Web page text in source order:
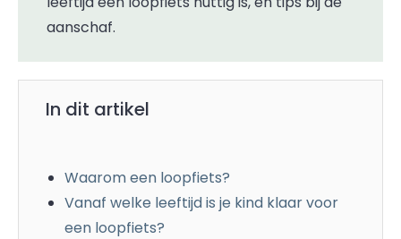
aanschaf.
In dit artikel
Waarom een loopfiets?
Vanaf welke leeftijd is je kind klaar voor
een loopfiets?